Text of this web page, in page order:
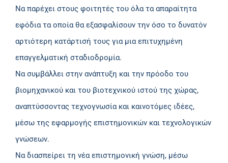
Να παρέχει στους φοιτητές του όλα τα απαραίτητα
εφόδια τα οποία θα εξασφαλίσουν την όσο το δυνατόν
αρτιότερη κατάρτισή τους για μια επιτυχημένη
επαγγελματική σταδιοδρομία.
Να συμβάλλει στην ανάπτυξη και την πρόοδο του
βιομηχανικού και του βιοτεχνικού ιστού της χώρας,
αναπτύσσοντας τεχνογνωσία και καινοτόμες ιδέες,
µέσω της εφαρμογής επιστημονικών και τεχνολογικών
γνώσεων.
Να διασπείρει τη νέα επιστημονική γνώση, μέσω